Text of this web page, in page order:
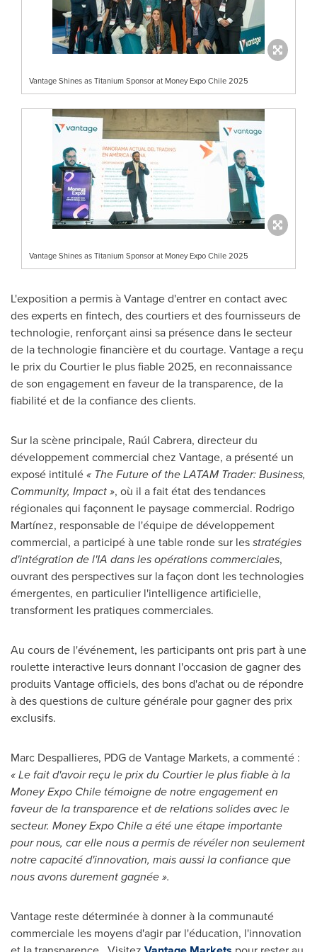
Vantage Shines as Titanium Sponsor at Money Expo Chile 2025
Vantage Shines as Titanium Sponsor at Money Expo Chile 2025
L'exposition a permis à Vantage d'entrer en contact avec
des experts en fintech, des courtiers et des fournisseurs de
technologie, renforçant ainsi sa présence dans le secteur
de la technologie financière et du courtage. Vantage a reçu
le prix du Courtier le plus fiable 2025, en reconnaissance
de son engagement en faveur de la transparence, de la
fiabilité et de la confiance des clients.
Sur la scène principale, Raúl Cabrera, directeur du
développement commercial chez Vantage, a présenté un
exposé intitulé« The Future of the LATAM Trader: Business,
Community, Impact », où il a fait état des tendances
régionales qui façonnent le paysage commercial. Rodrigo
Martínez, responsable de l'équipe de développement
commercial, a participé à une table ronde sur lesstratégies
d'intégration de l'IA dans les opérations commerciales,
ouvrant des perspectives sur la façon dont les technologies
émergentes, en particulier l'intelligence artificielle,
transforment les pratiques commerciales.
Au cours de l'événement, les participants ont pris part à une
roulette interactive leurs donnant l'occasion de gagner des
produits Vantage officiels, des bons d'achat ou de répondre
à des questions de culture générale pour gagner des prix
exclusifs.
Marc Despallieres, PDG de Vantage Markets, a commenté :
« Le fait d'avoir reçu le prix du Courtier le plus fiable à la
Money Expo Chile témoigne de notre engagement en
faveur de la transparence et de relations solides avec le
secteur. Money Expo Chile a été une étape importante
pour nous, car elle nous a permis de révéler non seulement
notre capacité d'innovation, mais aussi la confiance que
nous avons durement gagnée ».
Vantage reste déterminée à donner à la communauté
commerciale les moyens d'agir par l'éducation, l'innovation